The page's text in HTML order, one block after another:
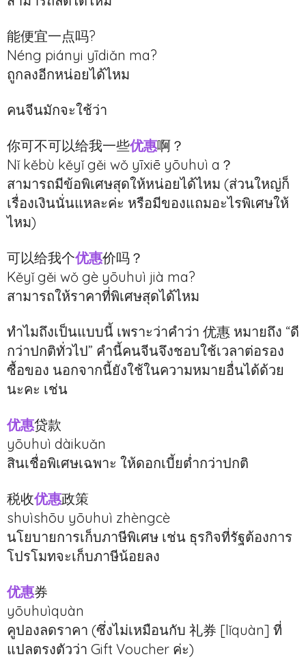
能便宜一点吗?
Néng piányi yīdiǎn ma?
ถูกลงอีกหน่อยได้ไหม
คนจีนมักจะใช้ว่า
你可不可以给我一些优惠啊？
Nǐ kěbù kěyǐ gěi wǒ yīxiē yōuhuì a？
สามารถมีข้อพิเศษสุดให้หน่อยได้ไหม (ส่วนใหญ่ก็
เรื่องเงินนั่นแหละค่ะ หรือมีของแถมอะไรพิเศษให้
ไหม)
可以给我个优惠价吗？
Kěyǐ gěi wǒ gè yōuhuì jià ma?
สามารถให้ราคาที่พิเศษสุดได้ไหม
ทำไมถึงเป็นแบบนี้ เพราะว่าคำว่า 优惠 หมายถึง “ดี
กว่าปกติทั่วไป” คำนี้คนจีนจึงชอบใช้เวลาต่อรอง
ซื้อของ นอกจากนี้ยังใช้ในความหมายอื่นได้ด้วย
นะคะ เช่น
优惠贷款
yōuhuì dàikuǎn
สินเชื่อพิเศษเฉพาะ ให้ดอกเบี้ยต่ำกว่าปกติ
税收优惠政策
shuìshōu yōuhuì zhèngcè
นโยบายการเก็บภาษีพิเศษ เช่น ธุรกิจที่รัฐต้องการ
โปรโมทจะเก็บภาษีน้อยลง
优惠券
yōuhuìquàn
คูปองลดราคา (ซึ่งไม่เหมือนกับ 礼券 [lǐquàn] ที่
แปลตรงตัวว่า Gift Voucher ค่ะ)